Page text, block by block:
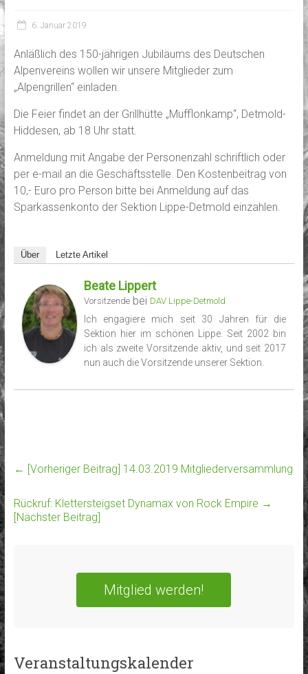
6. Januar 2019
Anläßlich des 150-jährigen Jubiläums des Deutschen
Alpenvereins wollen wir unsere Mitglieder zum
„Alpengrillen“ einladen.
Die Feier findet an der Grillhütte „Mufflonkamp“, Detmold-
Hiddesen, ab 18 Uhr statt.
Anmeldung mit Angabe der Personenzahl schriftlich oder
per e-mail an die Geschäftsstelle. Den Kostenbeitrag von
10,- Euro pro Person bitte bei Anmeldung auf das
Sparkassenkonto der Sektion Lippe-Detmold einzahlen.
Über Letzte Artikel
Beate Lippert
Vorsitzendebei DAV Lippe-Detmold
Ich engagiere mich seit 30 Jahren für die
Sektion hier im schönen Lippe. Seit 2002 bin
ich als zweite Vorsitzende aktiv, und seit 2017
nun auch die Vorsitzende unserer Sektion.
← [Vorheriger Beitrag] 14.03.2019 Mitgliederversammlung
Rückruf: Klettersteigset Dynamax von Rock Empire →
[Nächster Beitrag]
Mitglied werden!
Veranstaltungskalender